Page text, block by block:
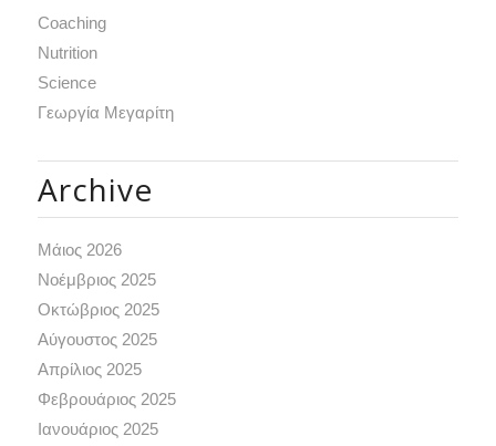
Coaching
Nutrition
Science
Γεωργία Μεγαρίτη
Archive
Μάιος 2026
Νοέμβριος 2025
Οκτώβριος 2025
Αύγουστος 2025
Απρίλιος 2025
Φεβρουάριος 2025
Ιανουάριος 2025